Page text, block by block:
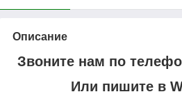
Описание
Звоните нам по
Или пишите в